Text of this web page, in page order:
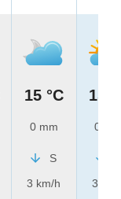
15 °C
0 mm
S
3 km/h
15 °C
0 mm
3 km/h